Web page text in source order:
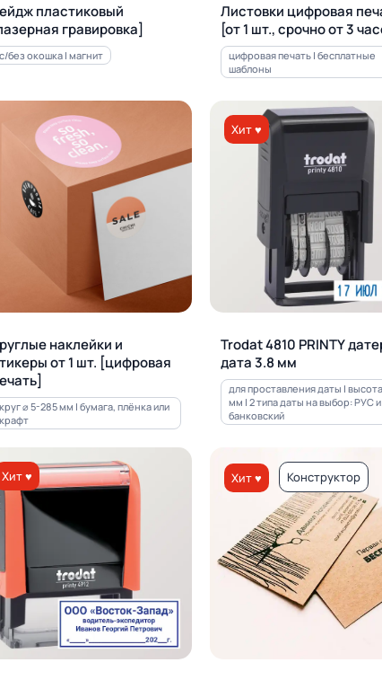
пластиковый
гравировка]
с/без окошка | магнит
Листовки цифровая
[от 1 шт., срочно от 3
цифровая печать | бесплатные
шаблоны
наклейки и
от 1 шт. [цифровая
круг ⌀ 5-285 мм | бумага, плёнка или
крафт
Хит ♥
Trodat 4810 PRINTY
дата 3.8 мм
для проставления даты |
мм | 2 типа даты на выбор: РУС и
банковский
Хит ♥ Хит ♥ Конструктор